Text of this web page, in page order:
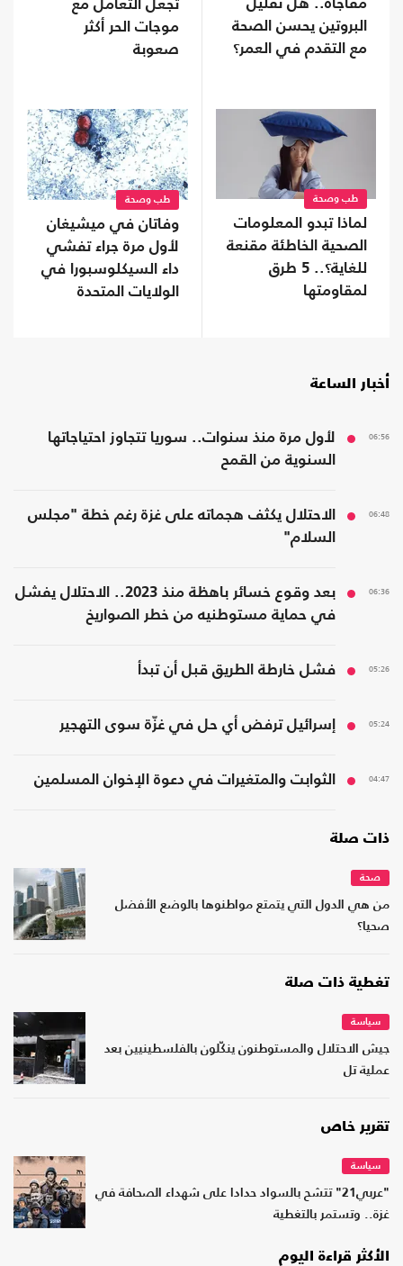
مفاجأة.. هل تقليل
البروتين يحسن الصحة
مع التقدم في العمر؟
تجعل التعامل مع
موجات الحر أكثر
صعوبة
طب وصحة
لماذا تبدو المعلومات
الصحية الخاطئة مقنعة
للغاية؟.. 5 طرق
لمقاومتها
طب وصحة
وفاتان في ميشيغان
لأول مرة جراء تفشي
داء السيكلوسبورا في
الولايات المتحدة
أخبار الساعة
06:56
لأول مرة منذ سنوات.. سوريا تتجاوز احتياجاتها
السنوية من القمح
06:48
الاحتلال يكثف هجماته على غزة رغم خطة "مجلس
السلام"
06:36
بعد وقوع خسائر باهظة منذ 2023.. الاحتلال يفشل
في حماية مستوطنيه من خطر الصواريخ
05:26 فشل خارطة الطريق قبل أن تبدأ
05:24 إسرائيل ترفض أي حل في غزّة سوى التهجير
04:47 الثوابت والمتغيرات في دعوة الإخوان المسلمين
ذات صلة
صحة
من هي الدول التي يتمتع مواطنوها بالوضع الأفضل
صحيا؟
تغطية ذات صلة
سياسة
جيش الاحتلال والمستوطنون ينكّلون بالفلسطينيين بعد
عملية تل
تقرير خاص
سياسة
"عربي21" تتشح بالسواد حدادا على شهداء الصحافة في
غزة.. وتستمر بالتغطية
الأكثر قراءة اليوم